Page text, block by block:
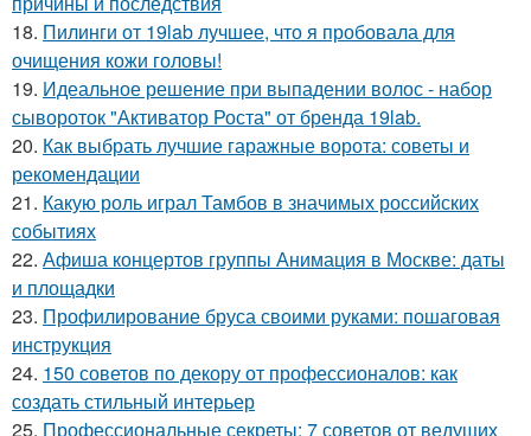
18. Пилинги от 19lab лучшее, что я пробовала для
очищения кожи головы!
19. Идеальное решение при выпадении волос - набор
сывороток "Активатор Роста" от бренда 19lab.
20. Как выбрать лучшие гаражные ворота: советы и
рекомендации
21. Какую роль играл Тамбов в значимых российских
событиях
22. Афиша концертов группы Анимация в Москве: даты
и площадки
23. Профилирование бруса своими руками: пошаговая
инструкция
24. 150 советов по декору от профессионалов: как
создать стильный интерьер
25. Профессиональные секреты: 7 советов от ведущих